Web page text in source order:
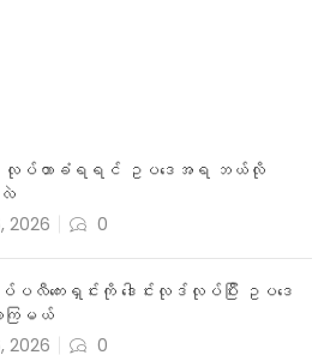
ား လုပ်တာခံရရင် ဥပဒေအရ ဘယ်လို
2026
0
ပလီကေးရှင်းကို ဒေါင်းလုဒ်လုပ်ပြီး ဥပဒေ
ာကြမယ်
2026
0